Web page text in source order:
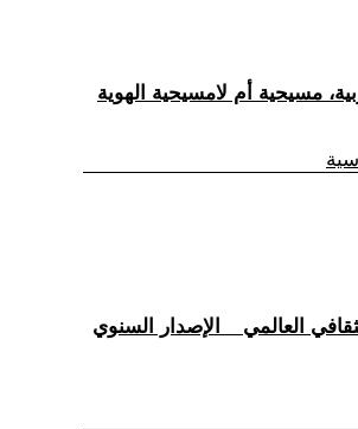
العالمي _ الإصدار السنوي